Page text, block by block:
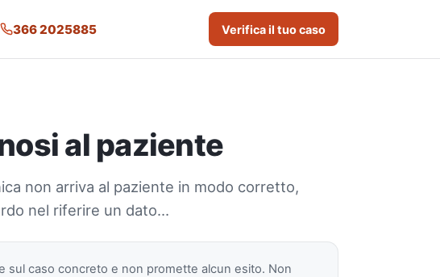
366 2025885 Verifica il tuo caso
al paziente
non arriva al paziente in modo corretto,
nel riferire un dato…
sul caso concreto e non promette alcun esito. Non